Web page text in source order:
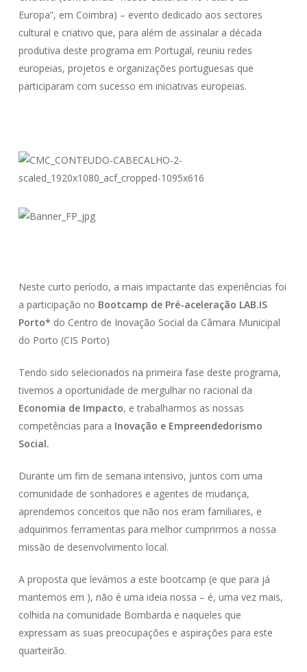
Europa”, em Coimbra) – evento dedicado aos sectores
cultural e criativo que, para além de assinalar a década
produtiva deste programa em Portugal, reuniu redes
europeias, projetos e organizações portuguesas que
participaram com sucesso em iniciativas europeias.
Neste curto período, a mais impactante das experiências foi
a participação no Bootcamp de Pré-aceleração LAB.IS
Porto* do Centro de Inovação Social da Câmara Municipal
do Porto (CIS Porto)
Tendo sido selecionados na primeira fase deste programa,
tivemos a oportunidade de mergulhar no racional da
Economia de Impacto, e trabalharmos as nossas
competências para a Inovação e Empreendedorismo
Social.
Durante um fim de semana intensivo, juntos com uma
comunidade de sonhadores e agentes de mudança,
aprendemos conceitos que não nos eram familiares, e
adquirimos ferramentas para melhor cumprirmos a nossa
missão de desenvolvimento local.
A proposta que levámos a este bootcamp (e que para já
mantemos em ), não é uma ideia nossa – é, uma vez mais,
colhida na comunidade Bombarda e naqueles que
expressam as suas preocupações e aspirações para este
quarteirão.